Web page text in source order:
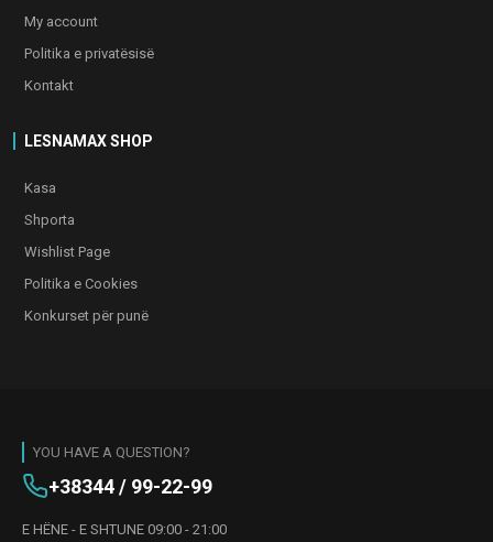
My account
Politika e privatësisë
Kontakt
LESNAMAX SHOP
Kasa
Shporta
Wishlist Page
Politika e Cookies
Konkurset për punë
YOU HAVE A QUESTION?
+38344 / 99-22-99
E HËNE - E SHTUNE 09:00 - 21:00